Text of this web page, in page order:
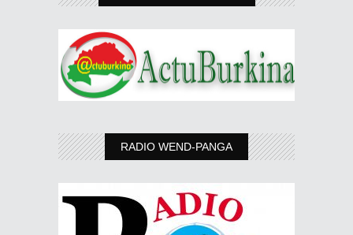
RADIO WEND-PANGA